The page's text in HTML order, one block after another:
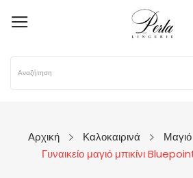
Αρχική Καλοκαιρινά Μαγιό
Γυναικείο μαγιό μπικίνι